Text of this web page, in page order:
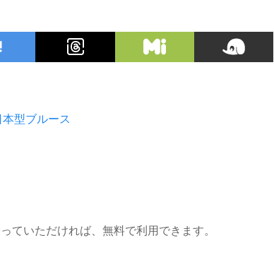
本型ブルース
ていただければ、無料で利用できます。